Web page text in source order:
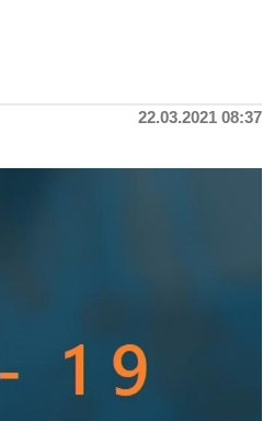
22.03.2021 08:37